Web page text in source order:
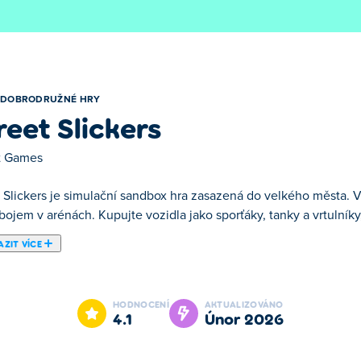
DOBRODRUŽNÉ HRY
Slickers
Games
Slickers je simulační sandbox hra zasazená do velkého
v arénách. Kupujte vozidla jako sporťáky, tanky a
VÍCE
peníze ve Street Slickers - vzrušující sandboxové akční hře,
si koupit různá vozidla, jako jsou auta, tanky, vrtulníky nebo
HODNOCENÍ
4.1
AKTUALIZOVÁNO
únor 2026